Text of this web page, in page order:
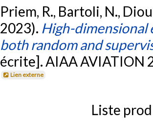
Priem, R., Bartoli, N.,
2023). High-dimensional
both random and
écrite]. AIAA AVIATION
Lien externe
Liste